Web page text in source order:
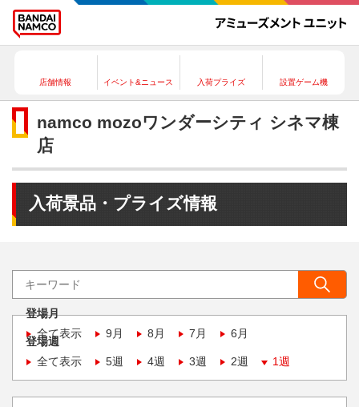
店舗情報 イベント&ニュース 入荷プライズ 設置ゲーム機
namco mozoワンダーシティ シネマ棟
店
入荷景品・プライズ情報
登場月
全て表示
9月 8月 7月 6月
登場週
全て表示
5週 4週 3週 2週 1週